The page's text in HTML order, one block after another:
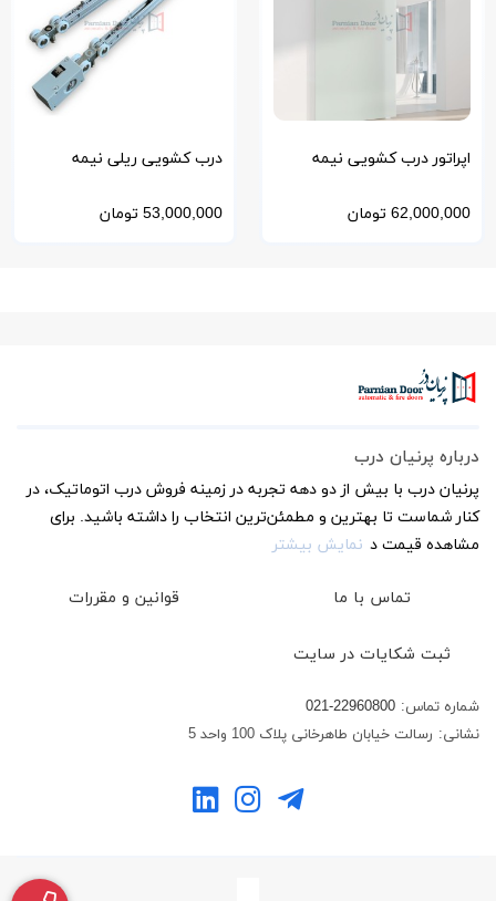
اپراتور درب کشویی نیمه
اتوماتیک مدل NSC ژاپن
62,000,000 تومان
درب کشویی ریلی نیمه
اتوماتیک GS700 ژاپن
53,000,000 تومان
درباره پرنیان درب
پرنیان درب با بیش از دو دهه تجربه در زمینه فروش درب اتوماتیک، در
کنار شماست تا بهترین و مطمئن‌ترین انتخاب را داشته باشید. برای
مشاهده قیمت د نمایش بیشتر
تماس با ما قوانین و مقررات
ثبت شکایات در سایت
شماره تماس: 021-22960800
نشانی: رسالت خیابان طاهرخانی پلاک 100 واحد 5